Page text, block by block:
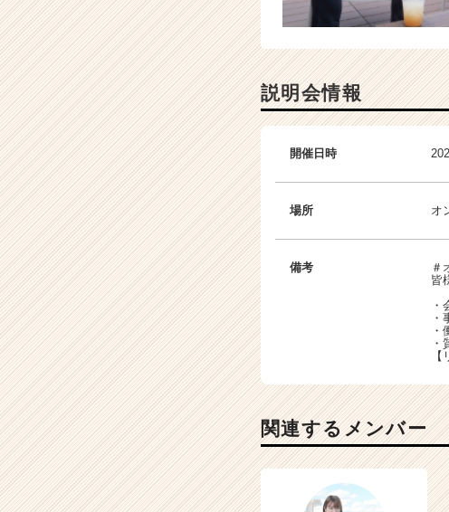
説明会情報
開催日時
場所 オ
備考
＃
皆
・
・
・
・
関連するメンバー